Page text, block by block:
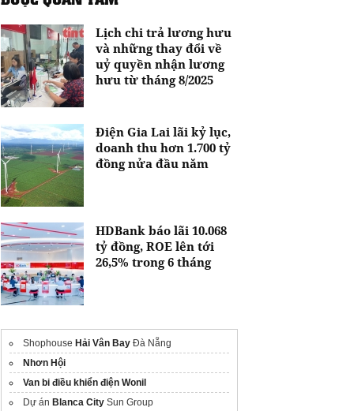
Lịch chi trả lương hưu
và những thay đổi về
uỷ quyền nhận lương
hưu từ tháng 8/2025
Điện Gia Lai lãi kỷ lục,
doanh thu hơn 1.700 tỷ
đồng nửa đầu năm
HDBank báo lãi 10.068
tỷ đồng, ROE lên tới
26,5% trong 6 tháng
Shophouse Hải Vân Bay Đà Nẵng
Nhơn Hội
Van bi điều khiển điện Wonil
Dự án Blanca City Sun Group